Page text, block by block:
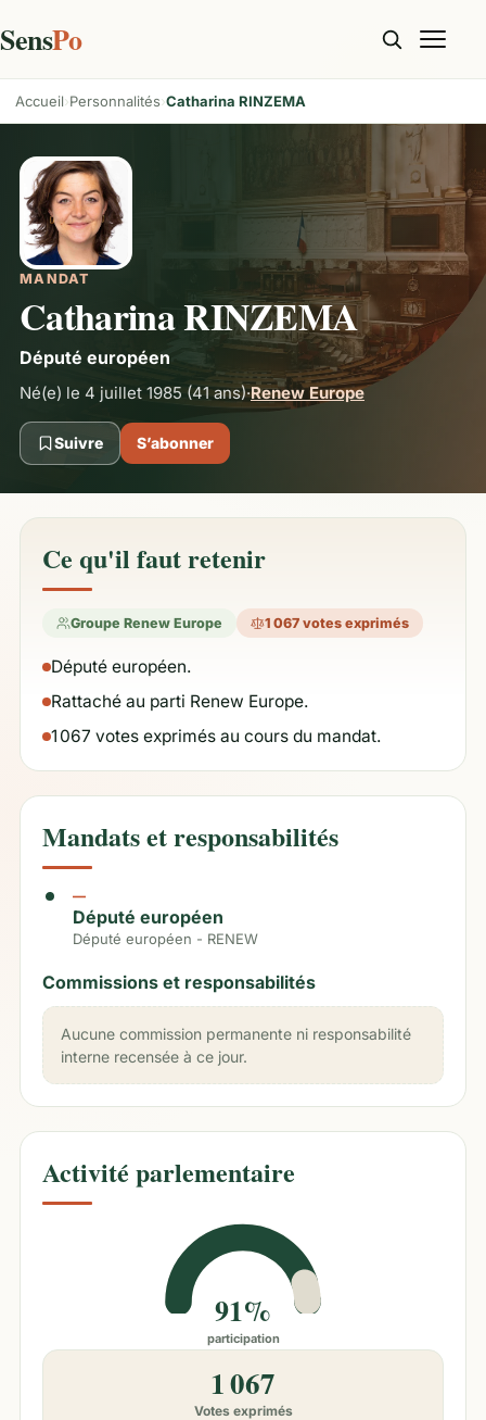
SensPo
Accueil Personnalités Catharina RINZEMA
MANDAT
Catharina RINZEMA
Député européen
Né(e) le 4 juillet 1985 (41 ans)·Renew Europe
Suivre S’abonner
Ce qu'il faut retenir
Groupe Renew Europe 1 067 votes exprimés
Député européen.
Rattaché au parti Renew Europe.
1 067 votes exprimés au cours du mandat.
Mandats et responsabilités
—
Député européen
Député européen - RENEW
Commissions et responsabilités
Aucune commission permanente ni responsabilité
interne recensée à ce jour.
Activité parlementaire
91%
participation
1 067
Votes exprimés